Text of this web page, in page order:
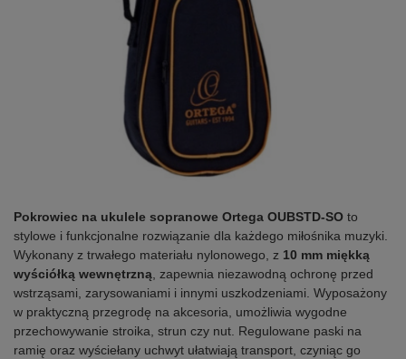
Pokrowiec na ukulele sopranowe Ortega OUBSTD-SO to
stylowe i funkcjonalne rozwiązanie dla każdego miłośnika muzyki.
Wykonany z trwałego materiału nylonowego, z 10 mm miękką
wyściółką wewnętrzną , zapewnia niezawodną ochronę przed
wstrząsami, zarysowaniami i innymi uszkodzeniami. Wyposażony
w praktyczną przegrodę na akcesoria, umożliwia wygodne
przechowywanie stroika, strun czy nut. Regulowane paski na
ramię oraz wyściełany uchwyt ułatwiają transport, czyniąc go